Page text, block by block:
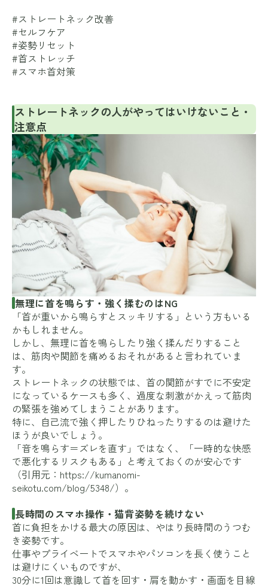
#ストレートネック改善
#セルフケア
#姿勢リセット
#首ストレッチ
#スマホ首対策
ストレートネックの人がやってはいけないこと・
注意点
無理に首を鳴らす・強く揉むのはNG
「首が重いから鳴らすとスッキリする」という方もいる
かもしれません。
しかし、無理に首を鳴らしたり強く揉んだりすること
は、筋肉や関節を痛めるおそれがあると言われていま
す。
ストレートネックの状態では、首の関節がすでに不安定
になっているケースも多く、過度な刺激がかえって筋肉
の緊張を強めてしまうことがあります。
特に、自己流で強く押したりひねったりするのは避けた
ほうが良いでしょう。
「音を鳴らす＝ズレを直す」ではなく、「一時的な快感
で悪化するリスクもある」と考えておくのが安心です
（引用元： https://kumanomi-
seikotu.com/blog/5348/）。
長時間のスマホ操作・猫背姿勢を続けない
首に負担をかける最大の原因は、やはり長時間のうつむ
き姿勢です。
仕事やプライベートでスマホやパソコンを長く使うこと
は避けにくいものですが、
30分に1回は意識して首を回す・肩を動かす・画面を目線